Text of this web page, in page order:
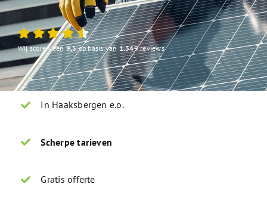
Wij scoren een9,5op basis van1.349reviews
In Haaksbergen e.o.
Scherpe tarieven
Gratis offerte